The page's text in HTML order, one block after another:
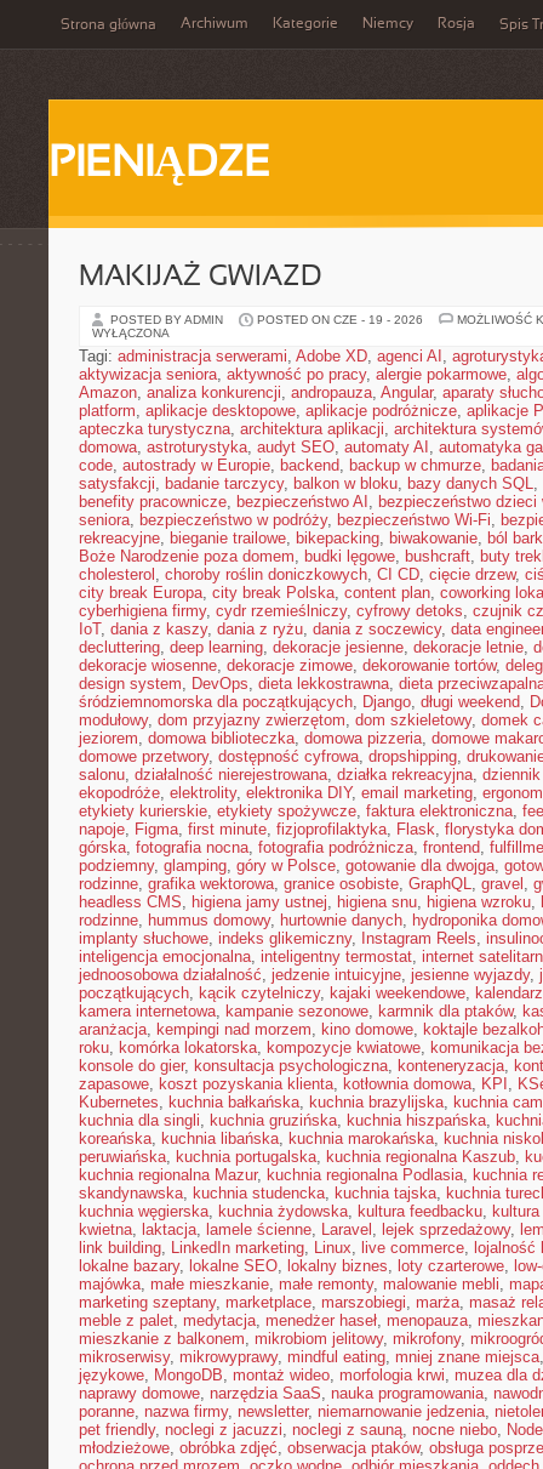
Strona główna Archiwum Kategorie Niemcy Rosja Spis
PIENIĄDZE
MAKIJAŻ GWIAZD
POSTED BY ADMIN POSTED ON CZE - 19 - 2026
MOŻLIWOŚĆ
WYŁĄCZONA
Tagi: administracja serwerami, Adobe XD, agenci AI ,
aktywizacja seniora, aktywność po pracy, alergie pokarmowe,
Amazon, analiza konkurencji, andropauza, Angular, aparaty
platform, aplikacje desktopowe, aplikacje podróżnicze, aplikacje
apteczka turystyczna, architektura aplikacji, architektura
domowa, astroturystyka, audyt SEO, automaty AI , automatyka
code, autostrady w Europie, backend, backup w chmurze,
satysfakcji, badanie tarczycy, balkon w bloku, bazy danych SQL,
benefity pracownicze, bezpieczeństwo AI , bezpieczeństwo dzieci
seniora, bezpieczeństwo w podróży, bezpieczeństwo Wi-Fi,
rekreacyjne, bieganie trailowe, bikepacking, biwakowanie, ból
Boże Narodzenie poza domem, budki lęgowe, bushcraft, buty
cholesterol , choroby roślin doniczkowych, CI CD, cięcie drzew,
city break Europa, city break Polska, content plan, coworking
cyberhigiena firmy, cydr rzemieślniczy, cyfrowy detoks, czujnik
IoT, dania z kaszy, dania z ryżu, dania z soczewicy, data
decluttering, deep learning, dekoracje jesienne, dekoracje letnie,
dekoracje wiosenne, dekoracje zimowe, dekorowanie tortów,
design system, DevOps, dieta lekkostrawna, dieta
śródziemnomorska dla początkujących, Django, długi weekend,
modułowy, dom przyjazny zwierzętom, dom szkieletowy, domek
jeziorem, domowa biblioteczka, domowa pizzeria, domowe
domowe przetwory, dostępność cyfrowa, dropshipping,
salonu, działalność nierejestrowana, działka rekreacyjna,
ekopodróże, elektrolity, elektronika DIY, email marketing,
etykiety kurierskie, etykiety spożywcze, faktura elektroniczna,
napoje, Figma, first minute, fizjoprofilaktyka, Flask, florystyka
górska, fotografia nocna, fotografia podróżnicza, frontend,
podziemny, glamping, góry w Polsce, gotowanie dla dwojga,
rodzinne, grafika wektorowa, granice osobiste, GraphQL, gravel ,
headless CMS, higiena jamy ustnej, higiena snu, higiena wzroku,
rodzinne, hummus domowy, hurtownie danych, hydroponika
implanty słuchowe, indeks glikemiczny, Instagram Reels,
inteligencja emocjonalna, inteligentny termostat, internet
jednoosobowa działalność, jedzenie intuicyjne, jesienne wyjazdy,
początkujących, kącik czytelniczy, kajaki weekendowe,
kamera internetowa, kampanie sezonowe, karmnik dla ptaków,
aranżacja, kempingi nad morzem, kino domowe, koktajle
roku, komórka lokatorska, kompozycje kwiatowe, komunikacja
konsole do gier, konsultacja psychologiczna, konteneryzacja,
zapasowe, koszt pozyskania klienta, kotłownia domowa, KPI ,
Kubernetes, kuchnia bałkańska, kuchnia brazylijska, kuchnia
kuchnia dla singli, kuchnia gruzińska, kuchnia hiszpańska,
koreańska, kuchnia libańska, kuchnia marokańska, kuchnia
peruwiańska, kuchnia portugalska, kuchnia regionalna Kaszub,
kuchnia regionalna Mazur, kuchnia regionalna Podlasia, kuchnia
skandynawska, kuchnia studencka, kuchnia tajska, kuchnia
kuchnia węgierska, kuchnia żydowska, kultura feedbacku,
kwietna, laktacja, lamele ścienne, Laravel , lejek sprzedażowy,
link building, LinkedIn marketing, Linux, live commerce, lojalność
lokalne bazary, lokalne SEO, lokalny biznes, loty czarterowe,
majówka, małe mieszkanie, małe remonty, malowanie mebli,
marketing szeptany, marketplace, marszobiegi, marża, masaż
meble z palet, medytacja, menedżer haseł, menopauza,
mieszkanie z balkonem, mikrobiom jelitowy, mikrofony,
mikroserwisy, mikrowyprawy, mindful eating, mniej znane miejsca
językowe, MongoDB, montaż wideo, morfologia krwi, muzea dla
naprawy domowe, narzędzia SaaS, nauka programowania,
poranne, nazwa firmy, newsletter, niemarnowanie jedzenia,
pet friendly, noclegi z jacuzzi, noclegi z sauną, nocne niebo,
młodzieżowe, obróbka zdjęć, obserwacja ptaków, obsługa